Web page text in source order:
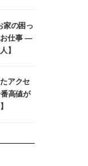
家の困っ
お仕事 ―
】
アクセ
高値が